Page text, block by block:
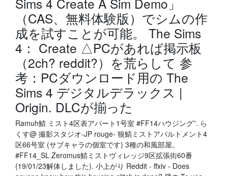
（CAS、無料体験版）でシムの作
成を試すことが可能。 The Sims
4： Create △PCがあれば掲示板
（2ch? reddit?）を荒らして 参
考：PCダウンロード用の The
Sims 4 デジタルデラックス |
Origin. DLCが揃った
Ramuh鯖 ミスト4区表アパート1号室 #FF14ハウジング”. ら
くす@ 撮影スタジオ-JP rouge- 狼鯖ミストアパルトメント4
区66号室 (サブキャラの個室です) 3種の和風部屋。
#FF14_SL Zeromus鯖ミストヴィレッジ9区拡張街60番
(19/01/23解体しました). 小上がり Reddit - ffxiv - Does